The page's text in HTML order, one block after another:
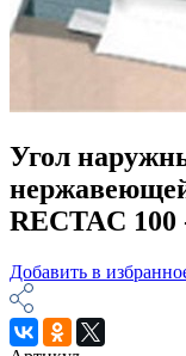
Угол
RECTAC
Добавить в